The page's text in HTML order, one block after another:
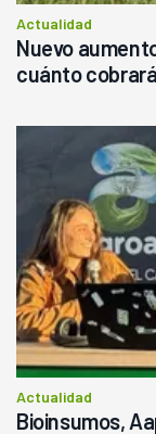
Actualidad
Nuevo
cuánto
Actualidad
Bioinsumos,